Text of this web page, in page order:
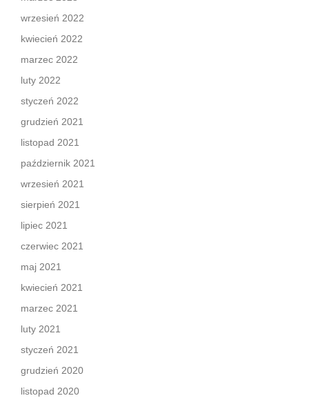
wrzesień 2022
kwiecień 2022
marzec 2022
luty 2022
styczeń 2022
grudzień 2021
listopad 2021
październik 2021
wrzesień 2021
sierpień 2021
lipiec 2021
czerwiec 2021
maj 2021
kwiecień 2021
marzec 2021
luty 2021
styczeń 2021
grudzień 2020
listopad 2020